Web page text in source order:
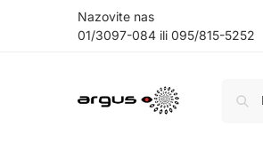
Nazovite nas
01/3097-084 ili 095/815-5252